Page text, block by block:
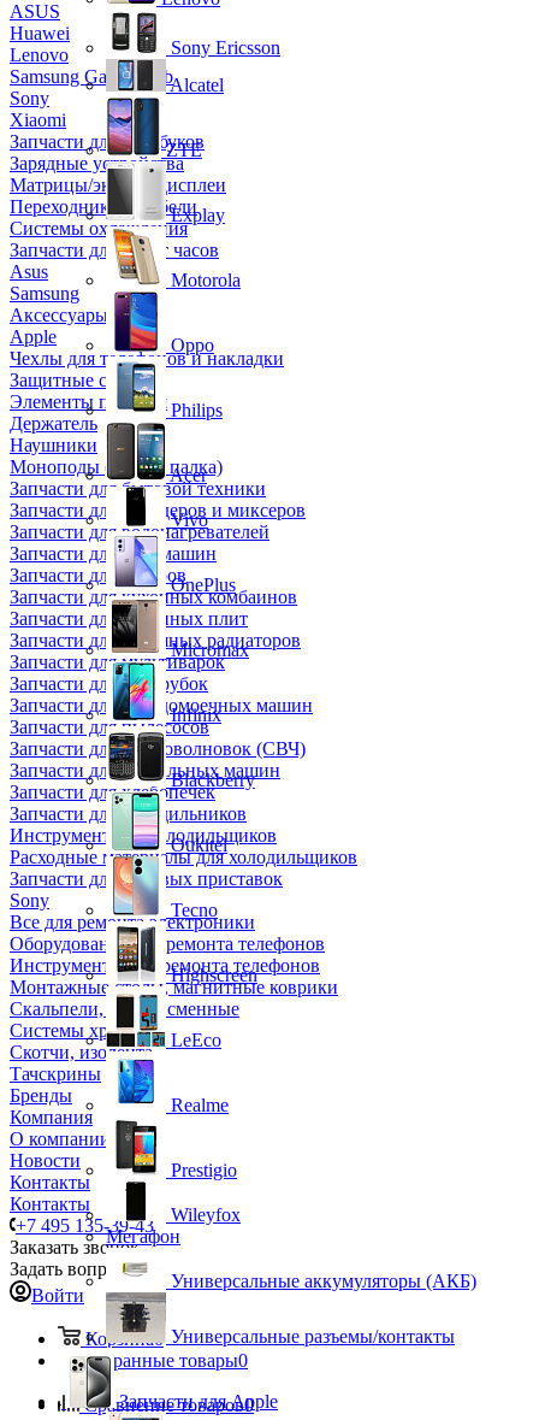
ASUS
Huawei
Lenovo
Samsung Galaxy Tab
Sony
Xiaomi
Запчасти для ноутбуков
Зарядные устройства
Матрицы/экраны/дисплеи
Переходники и кабели
Системы охлаждения
Запчасти для смарт часов
Asus
Samsung
Аксессуары
Apple
Чехлы для телефонов и накладки
Защитные стекла
Элементы питания
Держатель
Наушники
Моноподы (Селфи палка)
Запчасти для бытовой техники
Запчасти для блендеров и миксеров
Запчасти для водонагревателей
Запчасти для кофемашин
Запчасти для кулеров
Запчасти для кухонных комбаинов
Запчасти для кухонных плит
Запчасти для масляных радиаторов
Запчасти для мультиварок
Запчасти для мясорубок
Запчасти для посудомоечных машин
Запчасти для пылесосов
Запчасти для микроволновок (СВЧ)
Запчасти для стиральных машин
Запчасти для хлебопечек
Запчасти для холодильников
Инструмент для холодильщиков
Расходные материалы для холодильщиков
Запчасти для игровых приставок
Sony
Все для ремонта электроники
Оборудование для ремонта телефонов
Инструменты для ремонта телефонов
Монтажные столы, магнитные коврики
Скальпели, лезвия сменные
Системы хранения
Скотчи, изолента
Тачскрины
Бренды
Компания
О компании
Новости
Контакты
Контакты
+7 495 135-39-43
Заказать звонок
Задать вопрос
Войти
Корзина0
Избранные товары0
Сравнение товаров0
Sony Ericsson
Alcatel
ZTE
Explay
Motorola
Oppo
Philips
Acer
Vivo
OnePlus
Micromax
Infinix
Blackberry
Oukitel
Tecno
Highscreen
LeEco
Realme
Prestigio
Wileyfox
Мегафон
Универсальные аккумуляторы (АКБ)
Универсальные разъемы/контакты
Запчасти для Apple